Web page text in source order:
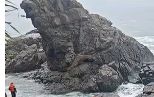
thanh toán QR Việt Nam-Trung
Quốc
06/08/2026 07:34
Làn sóng tấn công mạng nhằm vào
các quỹ đầu cơ lớn của Mỹ
06/08/2026 06:47